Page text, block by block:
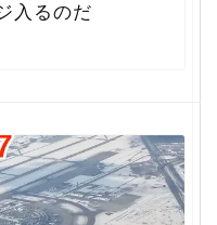
入るのだ